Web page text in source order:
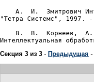
Секция 3 из 3 - Предыдущая -